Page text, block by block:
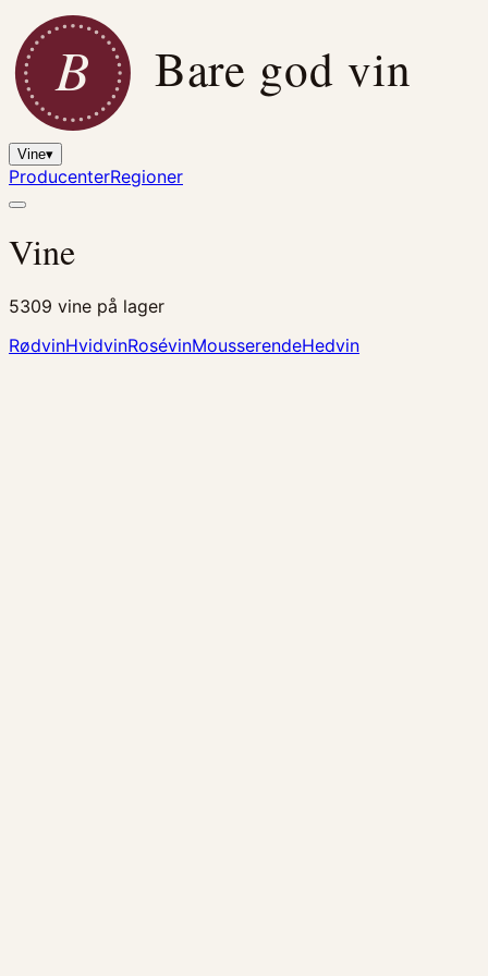
B Bare god vin
Vine▾
ProducenterRegioner
Vine
5309 vine på lager
RødvinHvidvinRosévinMousserendeHedvin